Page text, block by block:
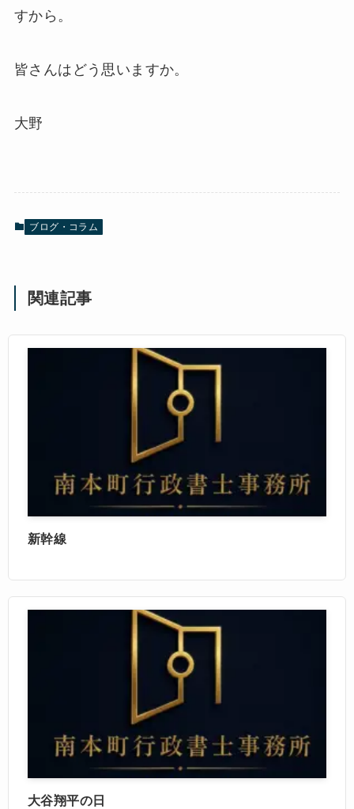
すから。
皆さんはどう思いますか。
大野
ブログ・コラム
関連記事
新幹線
大谷翔平の日